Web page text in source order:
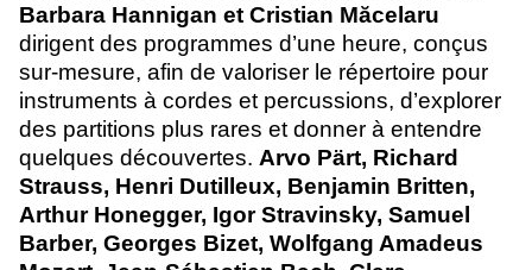
Barbara Hannigan et Cristian Măcelaru
dirigent des programmes d’une heure, conçus
sur-mesure, afin de valoriser le répertoire pour
instruments à cordes et percussions, d’explorer
des partitions plus rares et donner à entendre
quelques découvertes. Arvo Pärt, Richard
Strauss, Henri Dutilleux, Benjamin Britten,
Arthur Honegger, Igor Stravinsky, Samuel
Barber, Georges Bizet, Wolfgang Amadeus